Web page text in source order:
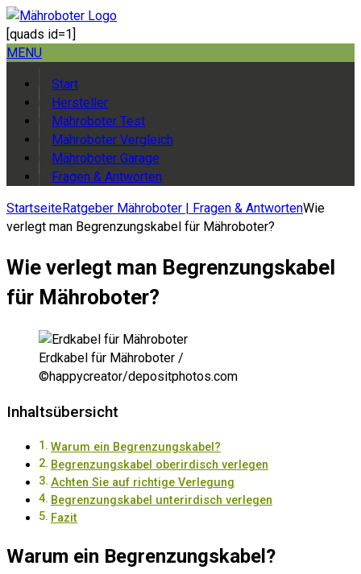
[quads id=1]
MENU
Start
Hersteller
Mähroboter Test
Mähroboter Vergleich
Mähroboter Garage
Fragen & Antworten
StartseiteRatgeber Mähroboter | Fragen & AntwortenWie
verlegt man Begrenzungskabel für Mähroboter?
Wie verlegt man Begrenzungskabel
für Mähroboter?
Erdkabel für Mähroboter /
©happycreator/depositphotos.com
Inhaltsübersicht
Warum ein Begrenzungskabel?
Begrenzungskabel oberirdisch verlegen
Achten Sie auf richtige Verlegung
Begrenzungskabel unterirdisch verlegen
Fazit
Warum ein Begrenzungskabel?